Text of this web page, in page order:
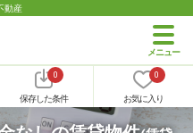
動産
0
保存した条件
0
お気に入り